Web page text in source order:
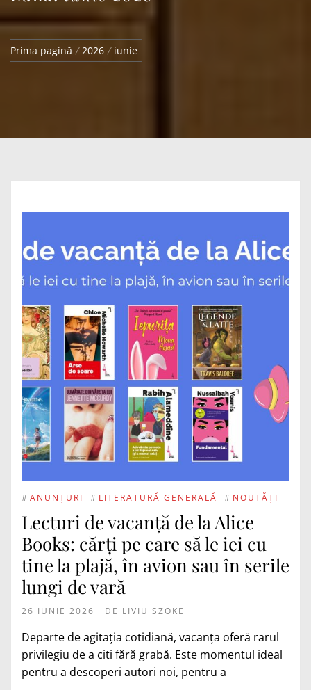
Prima pagină 2026 iunie
# ANUNȚURI # LITERATURĂ GENERALĂ # NOUTĂȚI
Lecturi de vacanță de la Alice
Books: cărți pe care să le iei cu
tine la plajă, în avion sau în serile
lungi de vară
26 IUNIE 2026 DE LIVIU SZOKE
Departe de agitația cotidiană, vacanța oferă rarul
privilegiu de a citi fără grabă. Este momentul ideal
pentru a descoperi autori noi, pentru a